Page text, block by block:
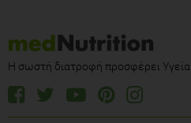
Η σωστή διατροφή προσφέρει Υγεία